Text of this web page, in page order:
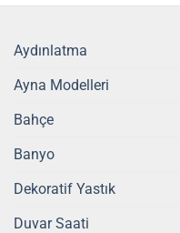
Aydınlatma
Ayna Modelleri
Bahçe
Banyo
Dekoratif Yastık
Duvar Saati